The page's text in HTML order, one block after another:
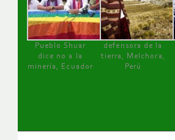
Pueblo Shuar
dice no a la
minería, Ecuador
defensora de la
tierra, Melchora,
Perú